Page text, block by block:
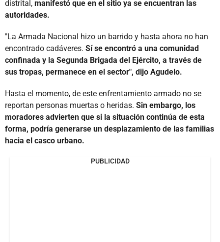
distrital, manifestó que en el sitio ya se encuentran las
autoridades.
"La Armada Nacional hizo un barrido y hasta ahora no han
encontrado cadáveres. Sí se encontró a una comunidad
confinada y la Segunda Brigada del Ejército, a través de
sus tropas, permanece en el sector", dijo Agudelo.
Hasta el momento, de este enfrentamiento armado no se
reportan personas muertas o heridas. Sin embargo, los
moradores advierten que si la situación continúa de esta
forma, podría generarse un desplazamiento de las familias
hacia el casco urbano.
PUBLICIDAD